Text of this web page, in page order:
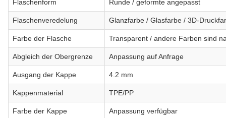
Flaschenform Runde / geformte angepasst
Flaschenveredelung Glanzfarbe / Glasfarbe / 3D-
Farbe der Flasche Transparent / andere Farben sind
Abgleich der Obergrenze Anpassung auf Anfrage
Ausgang der Kappe 4.2 mm
Kappenmaterial TPE/PP
Farbe der Kappe Anpassung verfügbar